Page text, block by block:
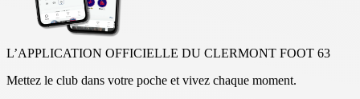
L’APPLICATION OFFICIELLE DU CLERMONT FOOT 63
Mettez le club dans votre poche et vivez chaque moment.